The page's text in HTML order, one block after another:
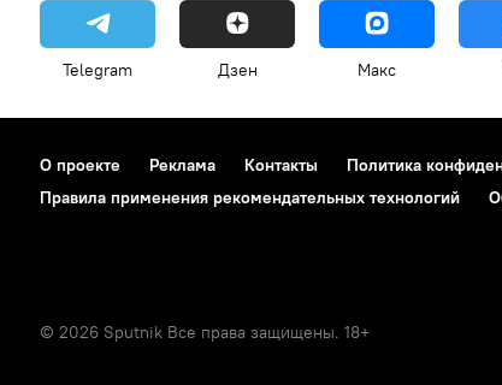
Telegram Дзен Макс
О проекте Реклама Контакты Политика
Правила применения рекомендательных технологий
© 2026 Sputnik Все права защищены. 18+